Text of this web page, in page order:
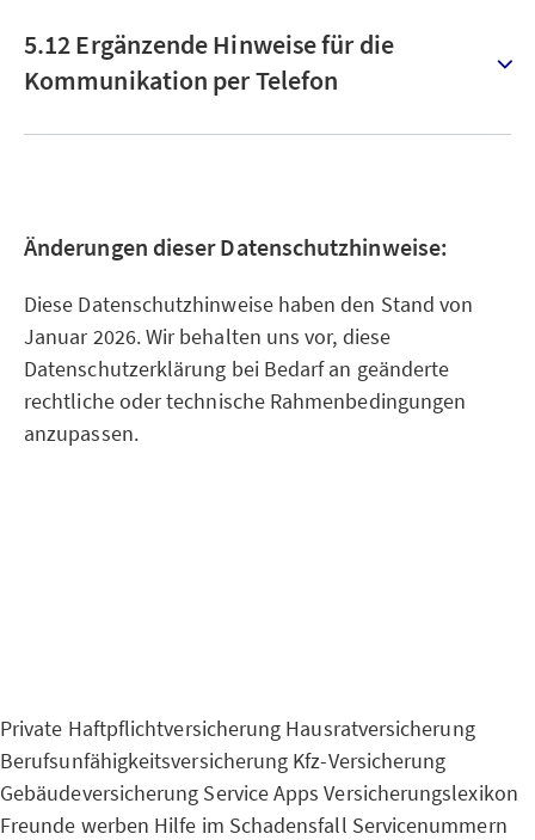
5.12 Ergänzende Hinweise für die
Kommunikation per Telefon
Änderungen dieser Datenschutzhinweise:
Diese Datenschutzhinweise haben den Stand von
Januar 2026. Wir behalten uns vor, diese
Datenschutzerklärung bei Bedarf an geänderte
rechtliche oder technische Rahmenbedingungen
anzupassen.
Private Haftpflichtversicherung Hausratversicherung
Berufsunfähigkeitsversicherung Kfz-Versicherung
Gebäudeversicherung Service Apps Versicherungslexikon
Freunde werben Hilfe im Schadensfall Servicenummern